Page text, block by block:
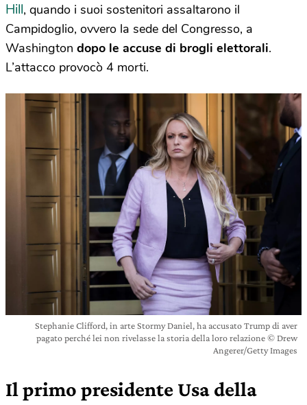
Hill, quando i suoi sostenitori assaltarono il
Campidoglio, ovvero la sede del Congresso, a
Washington dopo le accuse di brogli elettorali.
L’attacco provocò 4 morti.
Stephanie Clifford, in arte Stormy Daniel, ha accusato Trump di aver
pagato perché lei non rivelasse la storia della loro relazione © Drew
Angerer/Getty Images
Il primo presidente Usa della